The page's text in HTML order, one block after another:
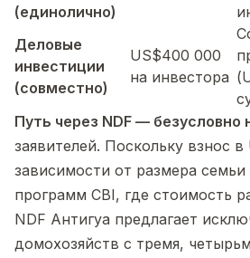
(единолично)
Деловые
инвестиции
(совместно)
US$400 000
на инвестора
Путь через NDF — безусловно
заявителей. Поскольку взнос
зависимости от размера
программ CBI, где стоимость
NDF Антигуа предлагает
домохозяйств с тремя,